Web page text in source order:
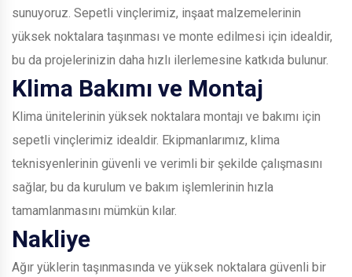
sunuyoruz. Sepetli vinçlerimiz, inşaat malzemelerinin
yüksek noktalara taşınması ve monte edilmesi için idealdir,
bu da projelerinizin daha hızlı ilerlemesine katkıda bulunur.
Klima Bakımı ve Montaj
Klima ünitelerinin yüksek noktalara montajı ve bakımı için
sepetli vinçlerimiz idealdir. Ekipmanlarımız, klima
teknisyenlerinin güvenli ve verimli bir şekilde çalışmasını
sağlar, bu da kurulum ve bakım işlemlerinin hızla
tamamlanmasını mümkün kılar.
Nakliye
Ağır yüklerin taşınmasında ve yüksek noktalara güvenli bir